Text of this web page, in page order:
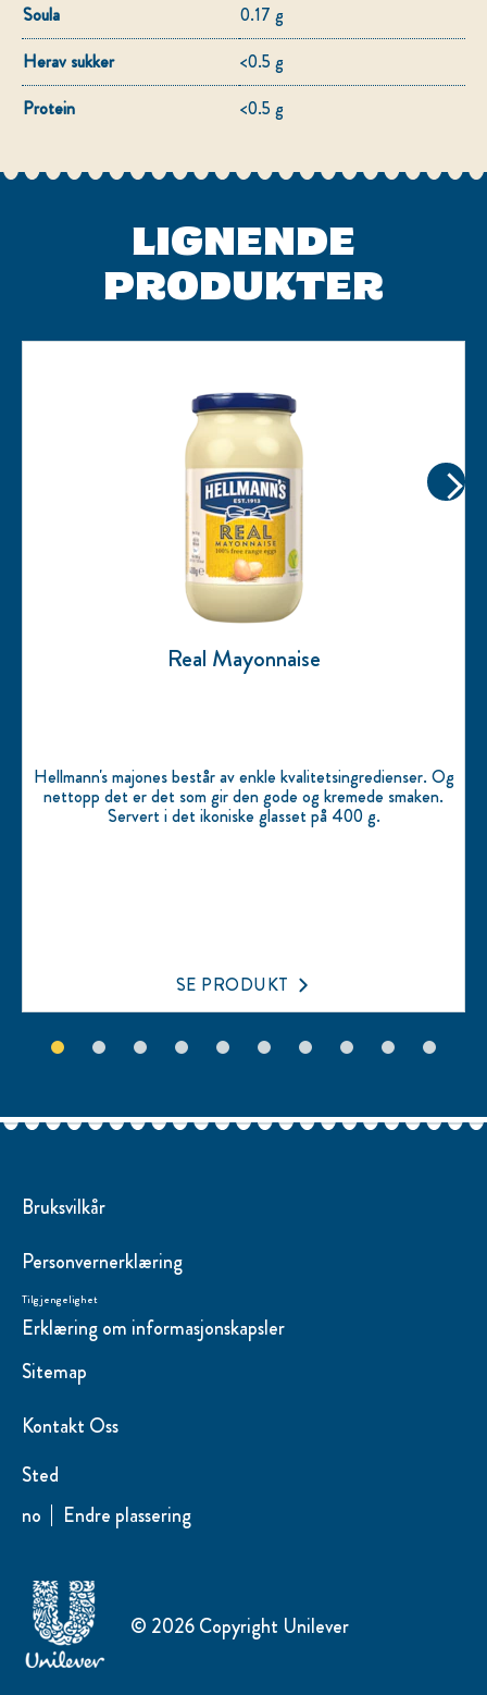
Soula
0.17 g
Herav sukker
<0.5 g
Protein
<0.5 g
LIGNENDE
PRODUKTER
Real Mayonnaise
Hellmann's majones består av enkle kvalitetsingredienser. Og
nettopp det er det som gir den gode og kremede smaken.
Servert i det ikoniske glasset på 400 g.
SE PRODUKT
Bruksvilkår
Personvernerklæring
Tilgjengelighet
Erklæring om informasjonskapsler
Sitemap
Kontakt Oss
Sted
no
Endre plassering
© 2026 Copyright Unilever